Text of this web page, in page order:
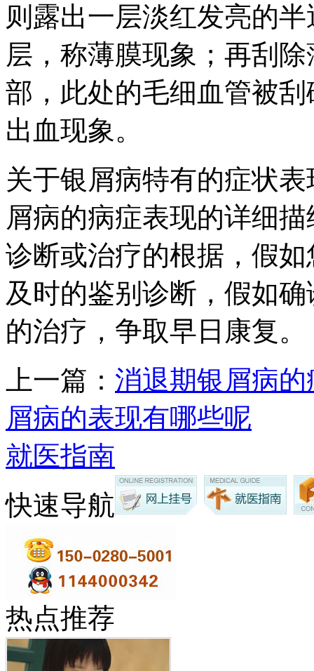
则露出一层淡红发亮的
层，称薄膜现象；再刮
部，此处的毛细血管被
出血现象。
关于银屑病特有的症状
屑病的病症表现的详细
诊断或治疗的根据，假
及时的鉴别诊断，假如
的治疗，争取早日康复。
上一篇： 消退期银屑病
屑病的表现有哪些呢
就医指南
快速导航
热点推荐